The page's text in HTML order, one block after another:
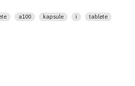
cordifolia 32mg, Emblica
a100 kapsule i tablete